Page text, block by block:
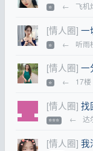
⭐ ← 飞机
[情人圈] 一
⭐ ← 听雨
[情人圈] 一
⭐ ← 17楼
[情人圈] 找
⭐⭐⭐ ← 达
[情人圈] 我